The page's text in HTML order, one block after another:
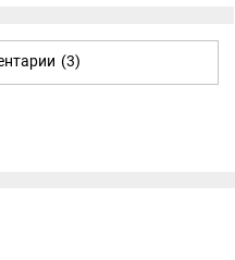
(3)